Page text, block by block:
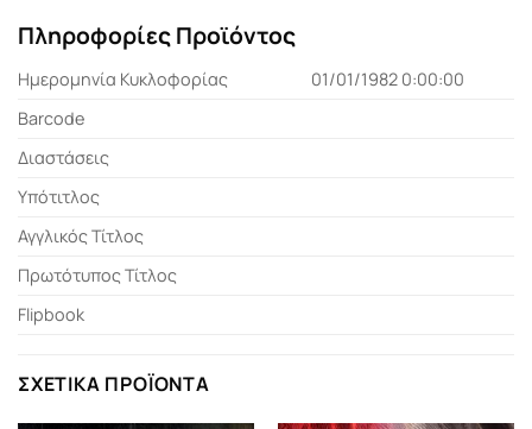
Πληροφορίες Προϊόντος
Ημερομηνία Κυκλοφορίας
01/01/1982 0:00:00
Barcode
Διαστάσεις
Υπότιτλος
Αγγλικός Τίτλος
Πρωτότυπος Τίτλος
Flipbook
ΣΧΕΤΙΚΆ ΠΡΟΪΌΝΤΑ